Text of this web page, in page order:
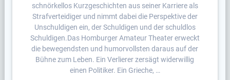
schnörkellos Kurzgeschichten aus seiner Karriere als
Strafverteidiger und nimmt dabei die Perspektive der
Unschuldigen ein, der Schuldigen und der schuldlos
Schuldigen.Das Homburger Amateur Theater erweckt
die bewegendsten und humorvollsten daraus auf der
Bühne zum Leben. Ein Verlierer zersägt widerwillig
einen Politiker. Ein Grieche, …